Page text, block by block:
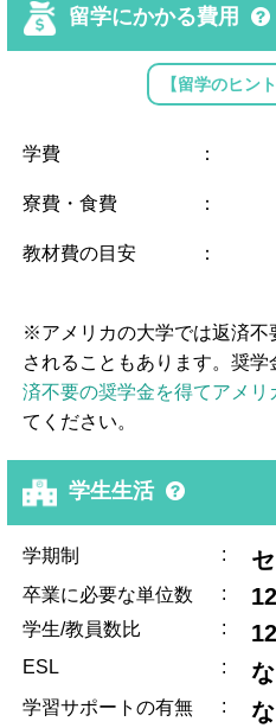
留学にかかる費用
【留学のヒン
学費 ：
寮費・食費 ：
教材費の目安 ：
※アメリカの大学では返済不
されることもあります。奨
済不要の奨学金を得てアメリ
てください。
学生生活
学期制 :
卒業に必要な単位数 :
学生/教員数比 :
ESL :
学習サポートの有無 :